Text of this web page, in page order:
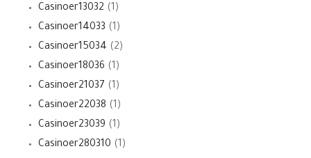
Casinoer13032 (1)
Casinoer14033 (1)
Casinoer15034 (2)
Casinoer18036 (1)
Casinoer21037 (1)
Casinoer22038 (1)
Casinoer23039 (1)
Casinoer280310 (1)